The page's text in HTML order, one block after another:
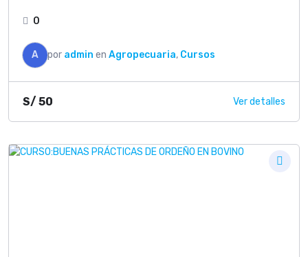
0
A por admin en Agropecuaria, Cursos
S/ 50 Ver detalles